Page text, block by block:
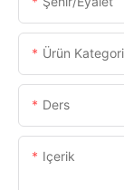
Ürün
Ders
Içerik